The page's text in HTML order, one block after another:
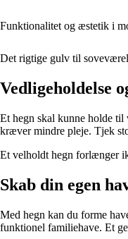
Funktionalitet og æstetik i
Det rigtige gulv til
Vedligeholdelse
Et hegn skal kunne holde
kræver mindre pleje. Tjek
Et velholdt hegn forlænger
Skab din egen
Med hegn kan du forme
funktionel familiehave. Et